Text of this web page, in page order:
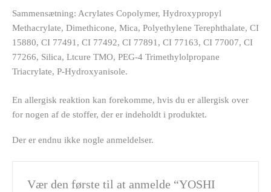
Sammensætning: Acrylates Copolymer, Hydroxypropyl
Methacrylate, Dimethicone, Mica, Polyethylene Terephthalate, CI
15880, CI 77491, CI 77492, CI 77891, CI 77163, CI 77007, CI
77266, Silica, Ltcure TMO, PEG-4 Trimethylolpropane
Triacrylate, P-Hydroxyanisole.
En allergisk reaktion kan forekomme, hvis du er allergisk over
for nogen af de stoffer, der er indeholdt i produktet.
Der er endnu ikke nogle anmeldelser.
Vær den første til at anmelde “YOSHI